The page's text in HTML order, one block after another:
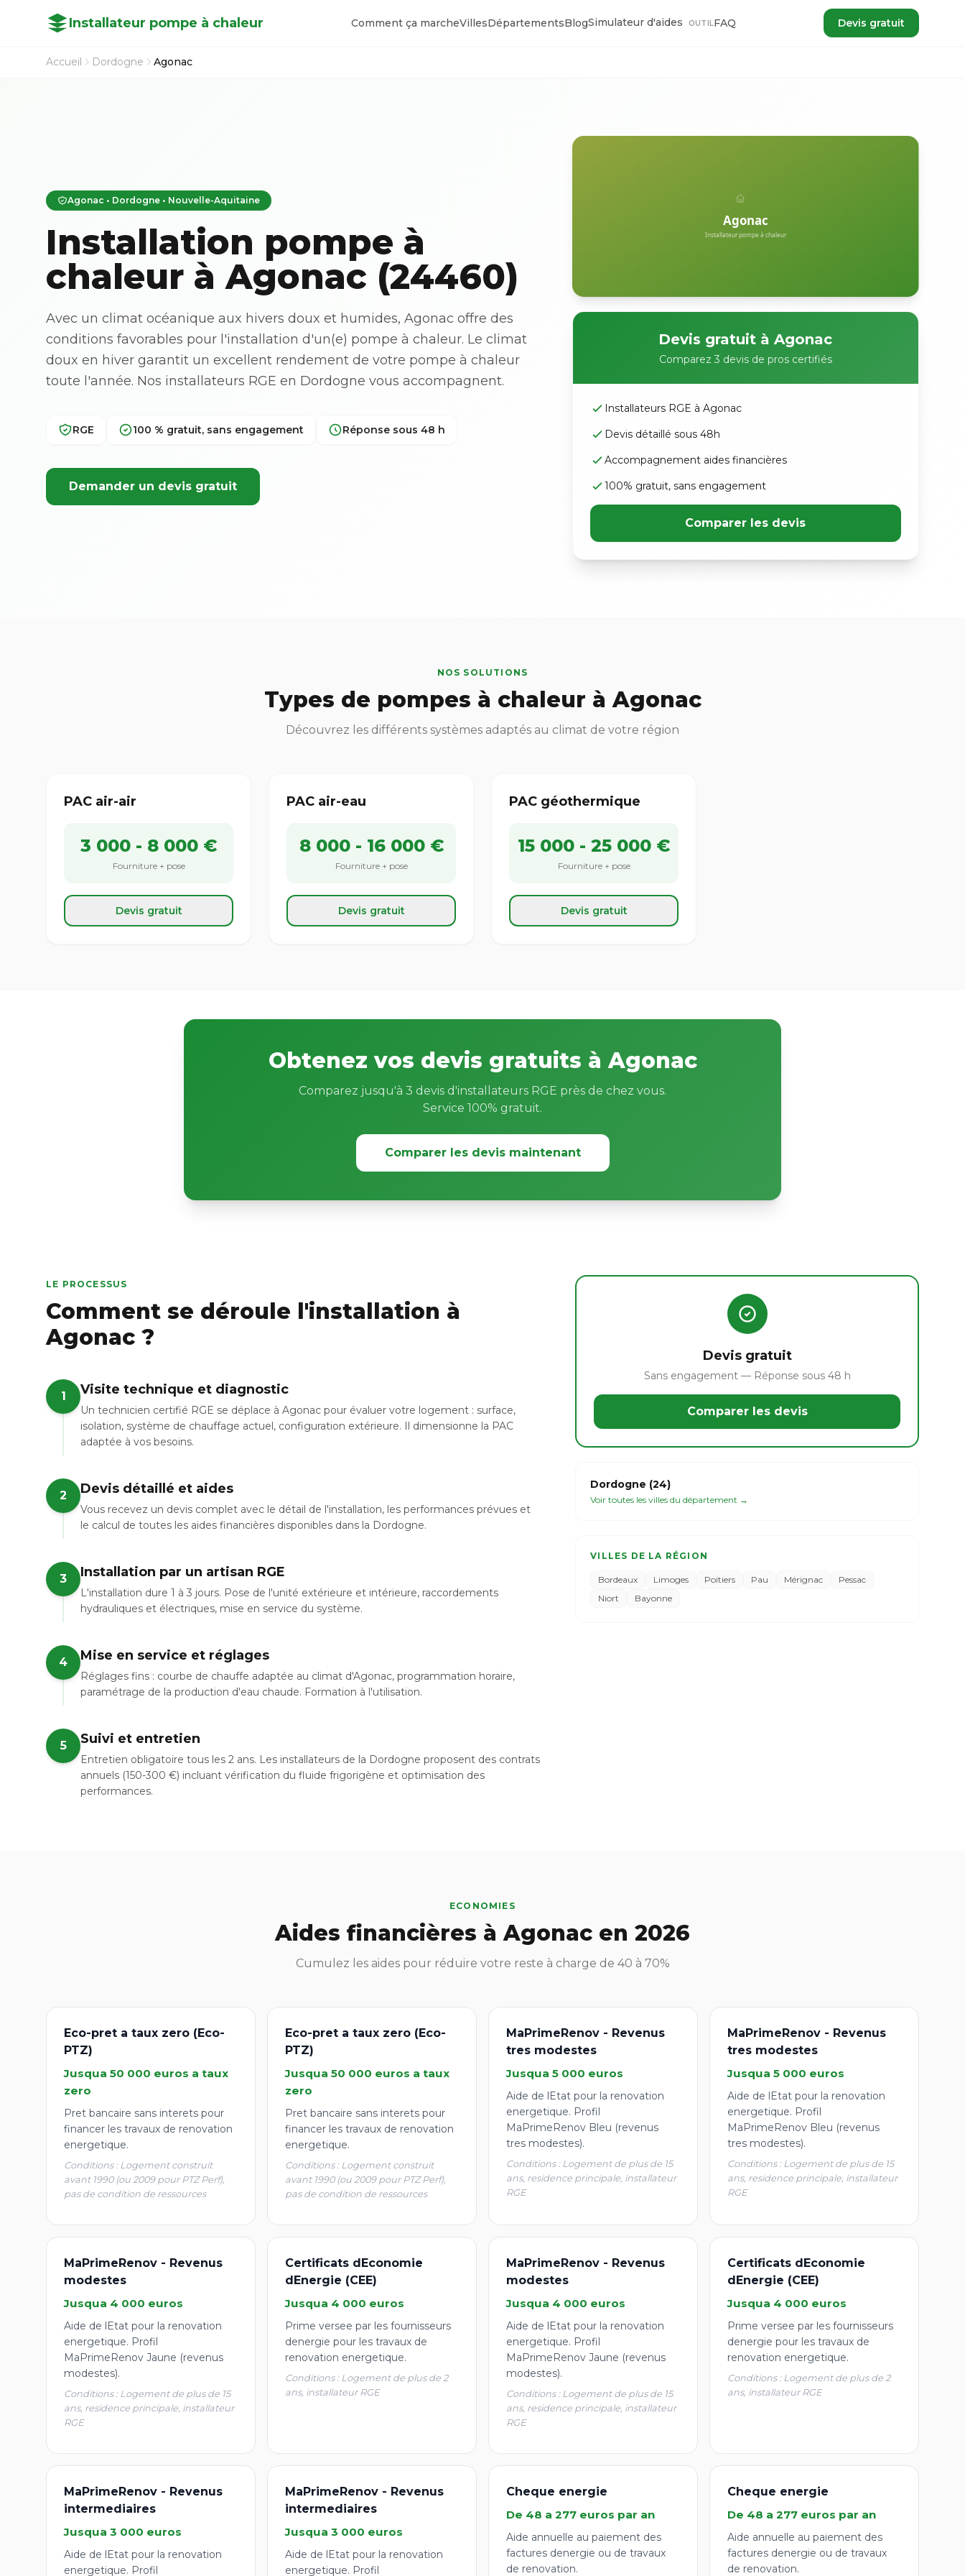
Installateur pompe à chaleur Comment ça marcheVillesDépartementsBlogSimulateur d'aides OUTILFAQ Devis gratuit
Accueil Dordogne Agonac
Agonac • Dordogne • Nouvelle-Aquitaine
Installation pompe à
chaleur à Agonac (24460)
Avec un climat océanique aux hivers doux et humides, Agonac offre des
conditions favorables pour l'installation d'un(e) pompe à chaleur. Le climat
doux en hiver garantit un excellent rendement de votre pompe à chaleur
toute l'année. Nos installateurs RGE en Dordogne vous accompagnent.
RGE 100 % gratuit, sans engagement Réponse sous 48 h
Demander un devis gratuit
Devis gratuit à Agonac
Comparez 3 devis de pros certifiés
Installateurs RGE à Agonac
Devis détaillé sous 48h
Accompagnement aides financières
100% gratuit, sans engagement
Comparer les devis
NOS SOLUTIONS
Types de pompes à chaleur à Agonac
Découvrez les différents systèmes adaptés au climat de votre région
PAC air-air
3 000 - 8 000 €
Fourniture + pose
Devis gratuit
PAC air-eau
8 000 - 16 000 €
Fourniture + pose
Devis gratuit
PAC géothermique
15 000 - 25 000 €
Fourniture + pose
Devis gratuit
Obtenez vos devis gratuits à Agonac
Comparez jusqu'à 3 devis d'installateurs RGE près de chez vous.
Service 100% gratuit.
Comparer les devis maintenant
LE PROCESSUS
Comment se déroule l'installation à
Agonac ?
1 Visite technique et diagnostic
Un technicien certifié RGE se déplace à Agonac pour évaluer votre logement : surface,
isolation, système de chauffage actuel, configuration extérieure. Il dimensionne la PAC
adaptée à vos besoins.
2 Devis détaillé et aides
Vous recevez un devis complet avec le détail de l'installation, les performances prévues et
le calcul de toutes les aides financières disponibles dans la Dordogne.
3 Installation par un artisan RGE
L'installation dure 1 à 3 jours. Pose de l'unité extérieure et intérieure, raccordements
hydrauliques et électriques, mise en service du système.
4 Mise en service et réglages
Réglages fins : courbe de chauffe adaptée au climat d'Agonac, programmation horaire,
paramétrage de la production d'eau chaude. Formation à l'utilisation.
5 Suivi et entretien
Entretien obligatoire tous les 2 ans. Les installateurs de la Dordogne proposent des contrats
annuels (150-300 €) incluant vérification du fluide frigorigène et optimisation des
performances.
Devis gratuit
Sans engagement — Réponse sous 48 h
Comparer les devis
Dordogne (24)
Voir toutes les villes du département →
VILLES DE LA RÉGION
Bordeaux Limoges Poitiers Pau Mérignac
Pessac
Niort
Bayonne
ECONOMIES
Aides financières à Agonac en 2026
Cumulez les aides pour réduire votre reste à charge de 40 à 70%
Eco-pret a taux zero (Eco-
PTZ)
Jusqua 50 000 euros a taux
zero
Pret bancaire sans interets pour
financer les travaux de renovation
energetique.
Conditions : Logement construit
avant 1990 (ou 2009 pour PTZ Perf),
pas de condition de ressources
Eco-pret a taux zero (Eco-
PTZ)
Jusqua 50 000 euros a taux
zero
Pret bancaire sans interets pour
financer les travaux de renovation
energetique.
Conditions : Logement construit
avant 1990 (ou 2009 pour PTZ Perf),
pas de condition de ressources
MaPrimeRenov - Revenus
tres modestes
Jusqua 5 000 euros
Aide de lEtat pour la renovation
energetique. Profil
MaPrimeRenov Bleu (revenus
tres modestes).
Conditions : Logement de plus de 15
ans, residence principale, installateur
RGE
MaPrimeRenov - Revenus
tres modestes
Jusqua 5 000 euros
Aide de lEtat pour la renovation
energetique. Profil
MaPrimeRenov Bleu (revenus
tres modestes).
Conditions : Logement de plus de 15
ans, residence principale, installateur
RGE
MaPrimeRenov - Revenus
modestes
Jusqua 4 000 euros
Aide de lEtat pour la renovation
energetique. Profil
MaPrimeRenov Jaune (revenus
modestes).
Conditions : Logement de plus de 15
ans, residence principale, installateur
RGE
Certificats dEconomie
dEnergie (CEE)
Jusqua 4 000 euros
Prime versee par les fournisseurs
denergie pour les travaux de
renovation energetique.
Conditions : Logement de plus de 2
ans, installateur RGE
MaPrimeRenov - Revenus
modestes
Jusqua 4 000 euros
Aide de lEtat pour la renovation
energetique. Profil
MaPrimeRenov Jaune (revenus
modestes).
Conditions : Logement de plus de 15
ans, residence principale, installateur
RGE
Certificats dEconomie
dEnergie (CEE)
Jusqua 4 000 euros
Prime versee par les fournisseurs
denergie pour les travaux de
renovation energetique.
Conditions : Logement de plus de 2
ans, installateur RGE
MaPrimeRenov - Revenus
intermediaires
Jusqua 3 000 euros
Aide de lEtat pour la renovation
energetique. Profil
MaPrimeRenov - Revenus
intermediaires
Jusqua 3 000 euros
Aide de lEtat pour la renovation
energetique. Profil
Cheque energie
De 48 a 277 euros par an
Aide annuelle au paiement des
factures denergie ou de travaux
de renovation.
Cheque energie
De 48 a 277 euros par an
Aide annuelle au paiement des
factures denergie ou de travaux
de renovation.